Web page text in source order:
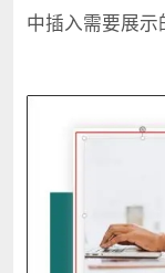
中插入需要展示